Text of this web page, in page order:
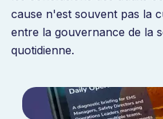
cause n'est souvent pas la
entre la gouvernance de la
quotidienne.